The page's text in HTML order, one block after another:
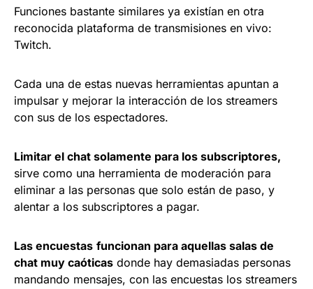
Funciones bastante similares ya existían en otra
reconocida plataforma de transmisiones en vivo:
Twitch.
Cada una de estas nuevas herramientas apuntan a
impulsar y mejorar la interacción de los streamers
con sus de los espectadores.
Limitar el chat solamente para los subscriptores,
sirve como una herramienta de moderación para
eliminar a las personas que solo están de paso, y
alentar a los subscriptores a pagar.
Las encuestas funcionan para aquellas salas de
chat muy caóticas donde hay demasiadas personas
mandando mensajes, con las encuestas los streamers